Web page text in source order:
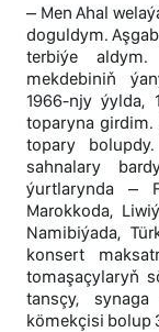
– Men Ahal
doguldym.
terbiýe
mekdebiniň
1966-njy ýylda,
toparyna
topary
sahnalary
ýurtlarynda –
Marokkoda,
Namibiýada,
konsert
tomaşaçylaryň
tansçy,
kömekçisi bolup